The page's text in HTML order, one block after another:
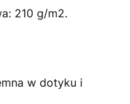
210 g/m2.
w dotyku i